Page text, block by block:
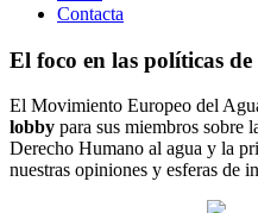
Contacta
El foco en las políticas
El Movimiento Europeo del
lobby para sus miembros sobre
Derecho Humano al agua y la
nuestras opiniones y esferas de